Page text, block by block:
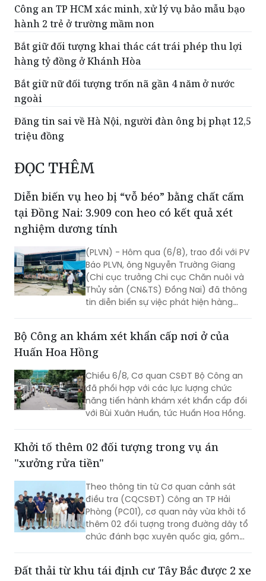
Công an TP HCM xác minh, xử lý vụ bảo mẫu bạo
hành 2 trẻ ở trường mầm non
Bắt giữ đối tượng khai thác cát trái phép thu lợi
hàng tỷ đồng ở Khánh Hòa
Bắt giữ nữ đối tượng trốn nã gần 4 năm ở nước
ngoài
Đăng tin sai về Hà Nội, người đàn ông bị phạt 12,5
triệu đồng
ĐỌC THÊM
Diễn biến vụ heo bị “vỗ béo” bằng chất cấm
tại Đồng Nai: 3.909 con heo có kết quả xét
nghiệm dương tính
(PLVN) - Hôm qua (6/8), trao đổi với PV
Báo PLVN, ông Nguyễn Trường Giang
(Chi cục trưởng Chi cục Chăn nuôi và
Thủy sản (CN&TS) Đồng Nai) đã thông
tin diễn biến sự việc phát hiện hàng
chất tạo nạc bị cấm sử dụng trong
chăn nuôi) tại nhiều cơ sở chăn nuôi,
Bộ Công an khám xét khẩn cấp nơi ở của
Huấn Hoa Hồng
Chiều 6/8, Cơ quan CSĐT Bộ Công an
đã phối hợp với các lực lượng chức
năng tiến hành khám xét khẩn cấp đối
với Bùi Xuân Huấn, tức Huấn Hoa Hồng.
Khởi tố thêm 02 đối tượng trong vụ án
"xưởng rửa tiền"
Theo thông tin từ Cơ quan cảnh sát
điều tra (CQCSĐT) Công an TP Hải
Phòng (PC01), cơ quan này vừa khởi tố
thêm 02 đối tượng trong đường dây tổ
chức đánh bạc xuyên quốc gia, gồm
đối tượng Hoàng Xuân Đức (SN 2003),
Đất thải từ khu tái định cư Tây Bắc được 2 xe